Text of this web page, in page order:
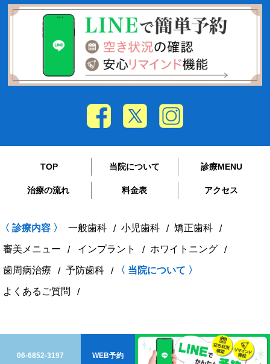
06-6852-3197 WEB予約
TOP 当院について 診療MENU
治療の流れ 料金表 アクセス
〈 診療内容 〉 一般歯科 小児歯科 矯正歯科
審美メニュー インプラント ホワイトニング
歯周病治療 予防歯科 〈 当院について 〉
よくあるご質問